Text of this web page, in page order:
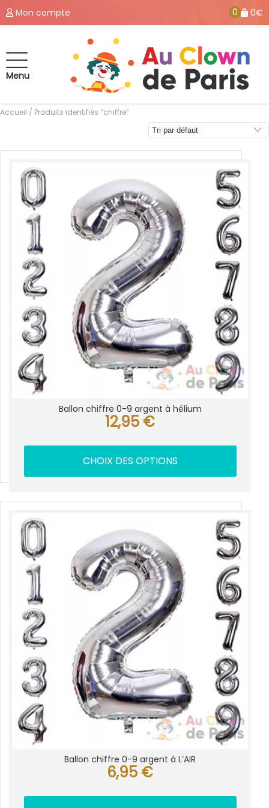
Mon compte 0 0€
Menu
Accueil / Produits identifiés “chiffre”
Ballon chiffre 0-9 argent à hélium
12,95 €
CHOIX DES OPTIONS
plusieurs
variations.
Les
options
peuvent
être
choisies
sur
la
page
du
produit
Ballon chiffre 0-9 argent à L’AIR
6,95 €